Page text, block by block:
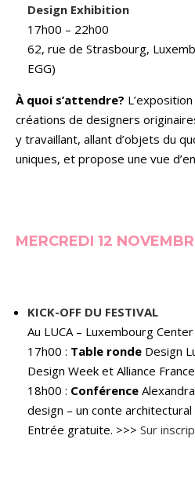
Design Exhibition
17h00 – 22h00
62, rue de Strasbourg,
EGG)
À quoi s’attendre? L’exposition
créations de designers
y travaillant, allant d’objets du
uniques, et propose une vue
MERCREDI 12
KICK-OFF DU FESTIVAL
Au LUCA – Luxembourg
17h00 : Table ronde Design
Design Week et Alliance
18h00 : Conférence
design – un conte architectural
Entrée gratuite. >>> Sur